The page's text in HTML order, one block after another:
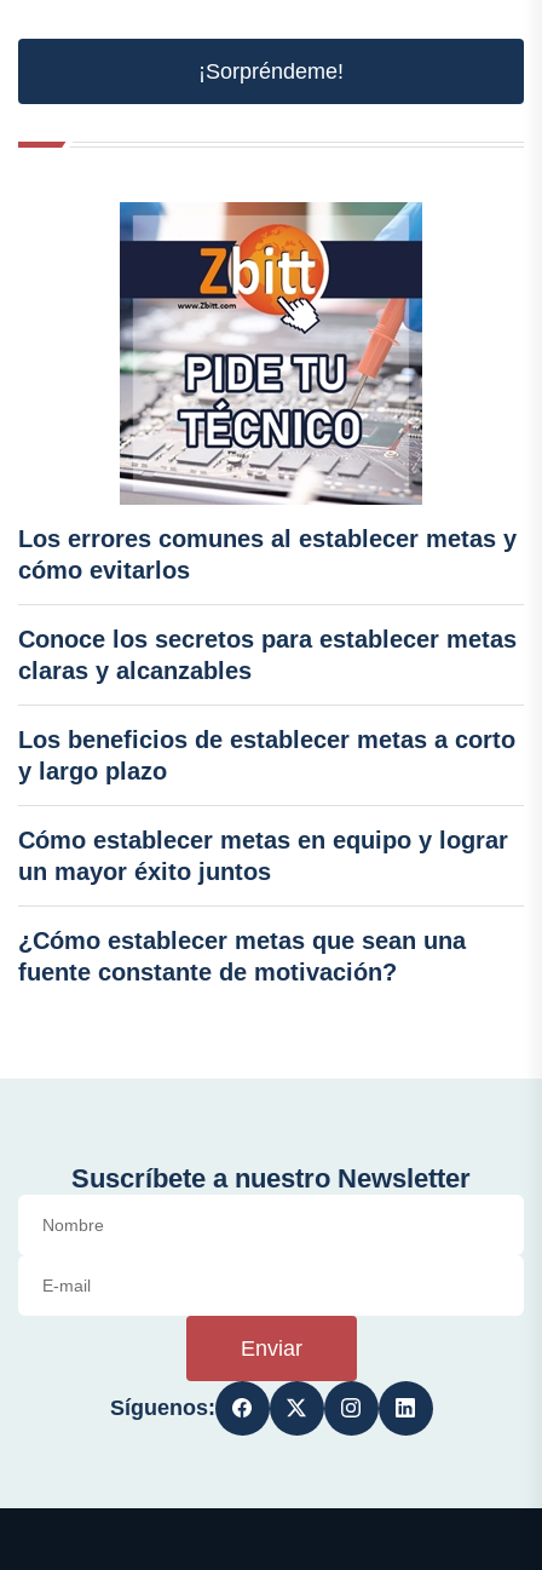
¡Sorpréndeme!
Los errores comunes al establecer metas y
cómo evitarlos
Conoce los secretos para establecer metas
claras y alcanzables
Los beneficios de establecer metas a corto
y largo plazo
Cómo establecer metas en equipo y lograr
un mayor éxito juntos
¿Cómo establecer metas que sean una
fuente constante de motivación?
Suscríbete a nuestro Newsletter
Enviar
Síguenos: